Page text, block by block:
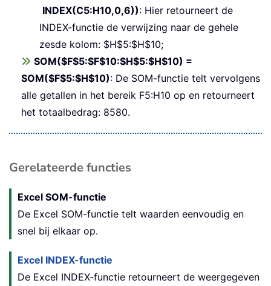
INDEX(C5:H10,0,6)): Hier retourneert de
INDEX-functie de verwijzing naar de gehele
zesde kolom: $H$5:$H$10;
SOM($F$5:$F$10:$H$5:$H$10) =
SOM($F$5:$H$10): De SOM-functie telt vervolgens
alle getallen in het bereik F5:H10 op en retourneert
het totaalbedrag: 8580.
Gerelateerde functies
Excel SOM-functie
De Excel SOM-functie telt waarden eenvoudig en
snel bij elkaar op.
Excel INDEX-functie
De Excel INDEX-functie retourneert de weergegeven